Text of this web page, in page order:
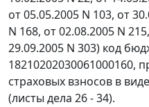
от 05.05.2005 N 103, от
N 168, от 02.08.2005 N
29.09.2005 N 303) код
18210202030061000160,
страховых взносов в
(листы дела 26 - 34).